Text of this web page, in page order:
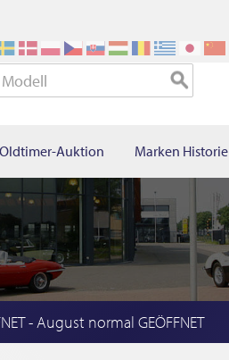
Oldtimer-Auktion Marken Historie
- August normal GEÖFFNET